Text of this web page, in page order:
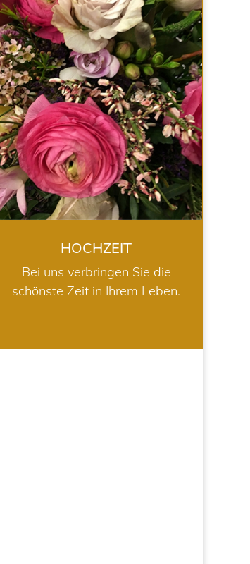
HOCHZEIT
HOCHZEIT
Bei uns verbringen Sie die
schönste Zeit in Ihrem Leben.